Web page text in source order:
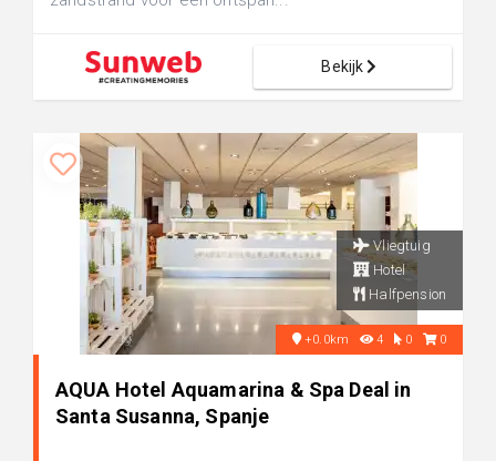
Bekijk
Vliegtuig
Hotel
Halfpension
+0.0km 4 0 0
AQUA Hotel Aquamarina & Spa Deal in
Santa Susanna, Spanje